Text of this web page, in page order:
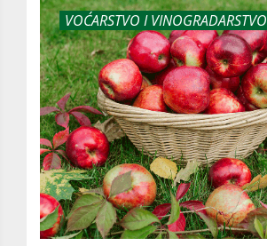
VOĆARSTVO I VINOGRADARSTVO